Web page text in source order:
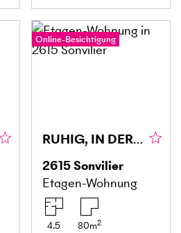
Online-Besichtigung
RUHIG, IN DER NÄHE DER NATUR
2615Sonvilier
Etagen-Wohnung
4.5 80m2